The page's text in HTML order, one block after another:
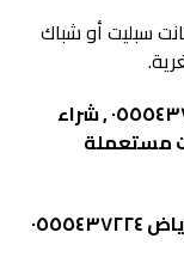
سبليت أو شباك
شراء اثاث مستعمل بالرياض ٠٥٥٥٤٣٧٢٢٤ , شراء
مستعملة